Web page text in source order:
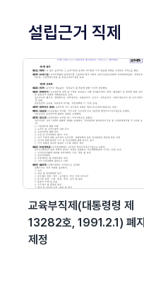
설립근거 직제
교육부직제(대통령령 제
13282호, 1991.2.1) 폐지
제정